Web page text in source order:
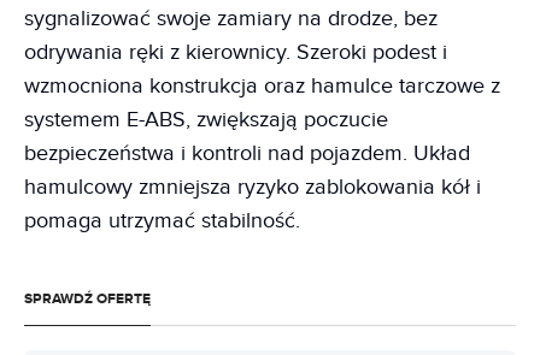
sygnalizować swoje zamiary na drodze, bez
odrywania ręki z kierownicy. Szeroki podest i
wzmocniona konstrukcja oraz hamulce tarczowe z
systemem E-ABS, zwiększają poczucie
bezpieczeństwa i kontroli nad pojazdem. Układ
hamulcowy zmniejsza ryzyko zablokowania kół i
pomaga utrzymać stabilność.
SPRAWDŹ OFERTĘ